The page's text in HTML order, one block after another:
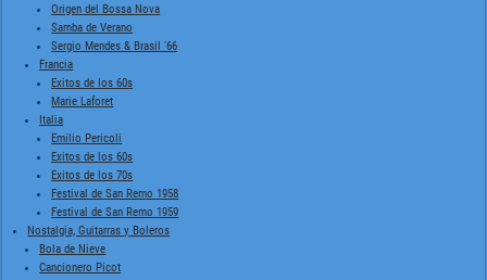
Origen del Bossa Nova
Samba de Verano
Sergio Mendes & Brasil '66
Francia
Exitos de los 60s
Marie Laforet
Italia
Emilio Pericoli
Exitos de los 60s
Exitos de los 70s
Festival de San Remo 1958
Festival de San Remo 1959
Nostalgia, Guitarras y Boleros
Bola de Nieve
Cancionero Picot